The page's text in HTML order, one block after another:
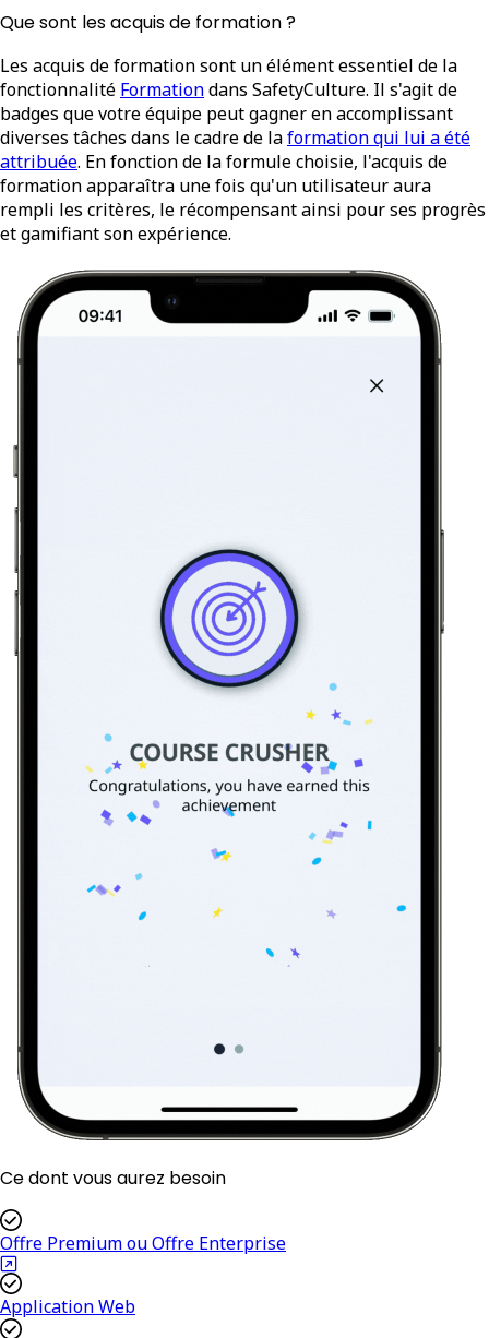
Que sont les acquis de formation ?
Les acquis de formation sont un élément essentiel de la
fonctionnalité Formationdans SafetyCulture. Il s'agit de
badges que votre équipe peut gagner en accomplissant
diverses tâches dans le cadre de laformation qui lui a été
attribuée. En fonction de la formule choisie, l'acquis de
formation apparaîtra une fois qu'un utilisateur aura
rempli les critères, le récompensant ainsi pour ses progrès
et gamifiant son expérience.
Ce dont vous aurez besoin
Offre Premium ou Offre Enterprise
Application Web